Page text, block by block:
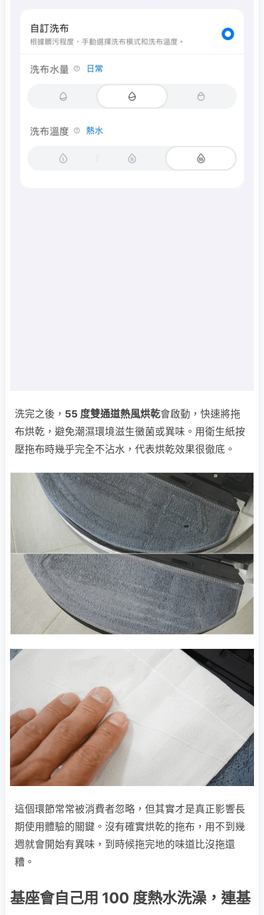
洗完之後， 55 度雙通道熱風烘乾會啟動，快速將拖
布烘乾，避免潮濕環境滋生黴菌或異味。用衛生紙按
壓拖布時幾乎完全不沾水，代表烘乾效果很徹底。
這個環節常常被消費者忽略，但其實才是真正影響長
期使用體驗的關鍵。沒有確實烘乾的拖布，用不到幾
週就會開始有異味，到時候拖完地的味道比沒拖還
糟。
基座會自己用 100 度熱水洗澡，連基